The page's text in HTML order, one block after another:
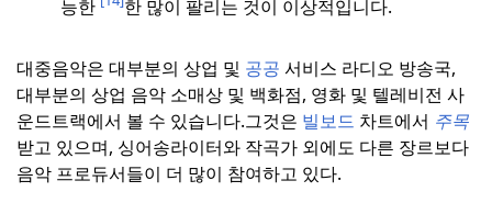
능한
한 많이 팔리는 것이 이상적입니다.
대중음악은 대부분의 상업 및 공공 서비스 라디오 방송국,
대부분의 상업 음악 소매상 및 백화점, 영화 및 텔레비전 사
운드트랙에서 볼 수 있습니다.그것은 빌보드 차트에서 주목
받고 있으며, 싱어송라이터와 작곡가 외에도 다른 장르보다
음악 프로듀서들이 더 많이 참여하고 있다.